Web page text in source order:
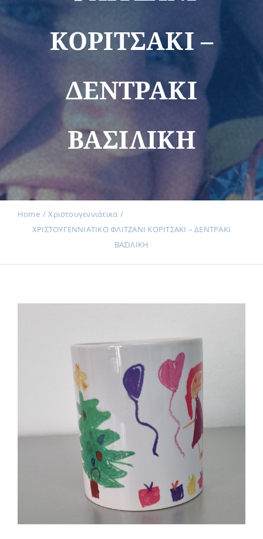
Εκδηλώσεις
Προϊόντα
Επικοινωνία
ΚΟΡΙΤΣΑΚΙ –
ΔΕΝΤΡΑΚΙ
ΒΑΣΙΛΙΚΗ
Home
Χριστουγεννιάτικα
ΧΡΙΣΤΟΥΓΕΝΝΙΑΤΙΚΟ ΦΛΙΤΖΑΝΙ ΚΟΡΙΤΣΑΚΙ – ΔΕΝΤΡΑΚΙ
ΒΑΣΙΛΙΚΗ